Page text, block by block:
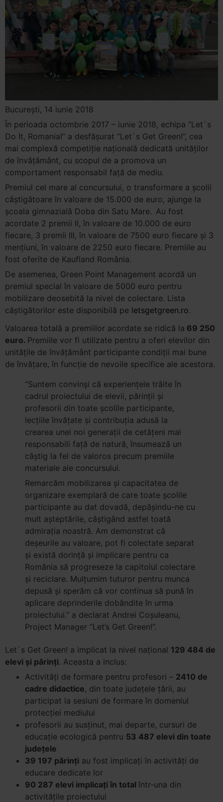
București, 14 iunie 2018
În perioada octombrie 2017 – iunie 2018, echipa “Let`s
Do It, Romania!” a desfășurat “Let`s Get Green!”, cea
mai complexă competiție națională dedicată unităților
de învățământ, cu scopul de a promova un
comportament responsabil față de mediu.
Premiul cel mare al concursului, o transformare a școlii
câștigătoare în valoare de 15.000 de euro, ajunge la
școala gimnazială Doba din Satu Mare. Au fost
acordate 2 premii II, în valoare de 10.000 de euro
fiecare, 3 premii III, în valoare de 7500 euro fiecare și 3
mențiuni, în valoare de 2250 euro fiecare. Premiile au
fost oferite de Kaufland România.
De asemenea, Green Point Management acordă un
premiul special în valoare de 5000 euro pentru
mobilizare deosebită la nivel de colectare. Lista
câștigătorilor este disponibilă pe letsgetgreen.ro.
Valoarea totală a premiilor acordate se ridică la 69 250
euro. Premiile vor fi utilizate pentru a oferi elevilor din
unitățile de învățământ participante condiții mai bune
de învățare, în funcție de nevoile specifice ale acestora.
“Suntem convinși că experiențele trăite în
cadrul proiectului de elevii, părinții și
profesorii din toate școlile participante,
lecțiile învățate și contribuția adusă la
crearea unei noi generații de cetățeni mai
responsabili față de natură, însumează un
câștig la fel de valoros precum premiile
materiale ale concursului.
Remarcăm mobilizarea și capacitatea de
organizare exemplară de care toate școlile
participante au dat dovadă, depășindu-ne cu
mult așteptările, câștigând astfel toată
admirația noastră. Am demonstrat că
deșeurile au valoare, pot fi colectate separat
și există dorință și implicare pentru ca
România să progreseze la capitolul colectare
și reciclare. Mulțumim tuturor pentru munca
depusă și sperăm că vor continua să pună în
aplicare deprinderile dobândite în urma
proiectului.” a declarat Andrei Coșuleanu,
Project Manager “Let’s Get Green!”.
Let`s Get Green! a implicat la nivel național 129 484 de
elevi și părinți. Aceasta a inclus:
Activități de formare pentru profesori – 2410 de
cadre didactice, din toate județele țării, au
participat la sesiuni de formare în domeniul
protecției mediului
profesorii au susținut, mai departe, cursuri de
educație ecologică pentru 53 487 elevi din toate
județele
39 197 părinți au fost implicați în activități de
educare dedicate lor
90 287 elevi implicați în total într-una din
activitățile proiectului